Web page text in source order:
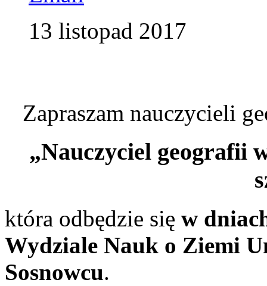
13 listopad 2017
Zapraszam nauczycieli
„Nauczyciel geografii
która odbędzie się w
Wydziale Nauk o Ziemi
Sosnowcu.